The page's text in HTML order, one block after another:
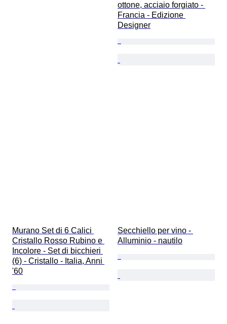
ottone, acciaio forgiato -
Francia - Edizione
Designer
Murano Set di 6 Calici
Cristallo Rosso Rubino e
Incolore - Set di bicchieri
(6) - Cristallo - Italia, Anni
'60
Secchiello per vino -
Alluminio - nautilo